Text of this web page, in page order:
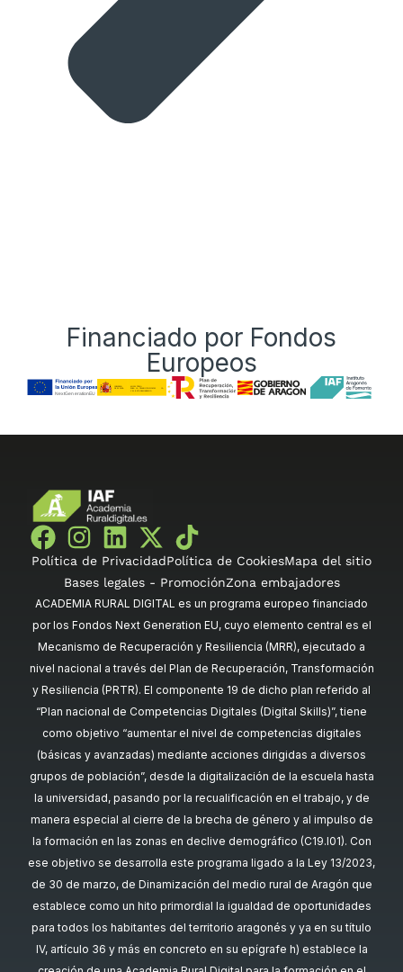
Financiado por Fondos
Europeos
Política de PrivacidadPolítica de CookiesMapa del sitio
Bases legales - PromociónZona embajadores
ACADEMIA RURAL DIGITAL es un programa europeo financiado
por los Fondos Next Generation EU, cuyo elemento central es el
Mecanismo de Recuperación y Resiliencia (MRR), ejecutado a
nivel nacional a través del Plan de Recuperación, Transformación
y Resiliencia (PRTR). El componente 19 de dicho plan referido al
“Plan nacional de Competencias Digitales (Digital Skills)”, tiene
como objetivo “aumentar el nivel de competencias digitales
(básicas y avanzadas) mediante acciones dirigidas a diversos
grupos de población”, desde la digitalización de la escuela hasta
la universidad, pasando por la recualificación en el trabajo, y de
manera especial al cierre de la brecha de género y al impulso de
la formación en las zonas en declive demográfico (C19.I01). Con
ese objetivo se desarrolla este programa ligado a la Ley 13/2023,
de 30 de marzo, de Dinamización del medio rural de Aragón que
establece como un hito primordial la igualdad de oportunidades
para todos los habitantes del territorio aragonés y ya en su título
IV, artículo 36 y más en concreto en su epígrafe h) establece la